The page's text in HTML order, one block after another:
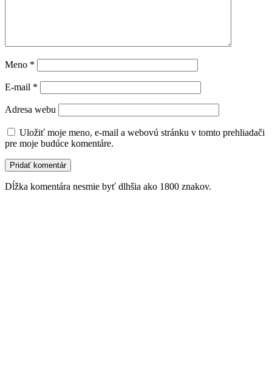
Meno *
E-mail *
Adresa webu
Uložiť moje meno, e-mail a webovú stránku v tomto prehliadači
pre moje budúce komentáre.
Dĺžka komentára nesmie byť dlhšia ako 1800 znakov.